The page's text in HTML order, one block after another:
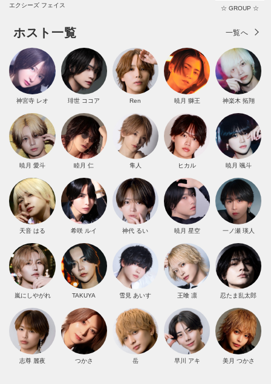
エクシーズ フェイス ☆ GROUP ☆
ホスト一覧 一覧へ
神宮寺 レオ 琲世 ココア Ren 暁月 獅王 神楽木 拓翔
暁月 愛斗 睦月 仁 隼人 ヒカル 暁月 颯斗
天音 はる 希咲 ルイ 神代 るい 暁月 星空 一ノ瀬 瑛人
嵐にしやがれ TAKUYA 雪見 あいす 王喰 凛 忍たま乱太郎
志尊 麗夜 つかさ 岳 早川 アキ 美月 つかさ